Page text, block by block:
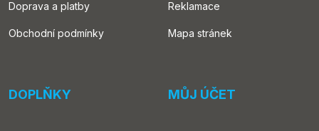
Doprava a platby
Obchodní podmínky
Reklamace
Mapa stránek
DOPLŇKY MŮJ ÚČET